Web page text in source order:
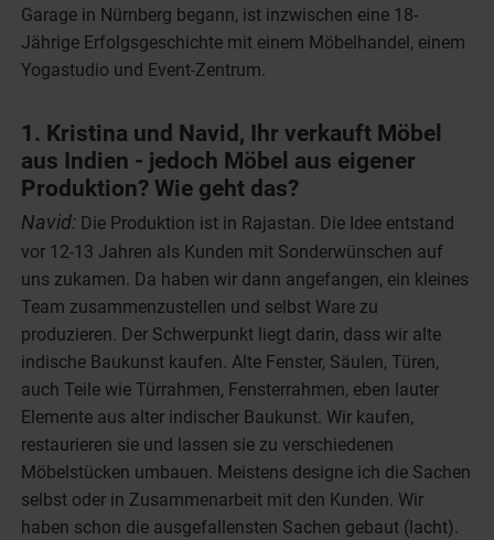
Garage in Nürnberg begann, ist inzwischen eine 18-
Jährige Erfolgsgeschichte mit einem Möbelhandel, einem
Yogastudio und Event-Zentrum.
1. Kristina und Navid, Ihr verkauft Möbel
aus Indien - jedoch Möbel aus eigener
Produktion? Wie geht das?
Navid: Die Produktion ist in Rajastan. Die Idee entstand
vor 12-13 Jahren als Kunden mit Sonderwünschen auf
uns zukamen. Da haben wir dann angefangen, ein kleines
Team zusammenzustellen und selbst Ware zu
produzieren. Der Schwerpunkt liegt darin, dass wir alte
indische Baukunst kaufen. Alte Fenster, Säulen, Türen,
auch Teile wie Türrahmen, Fensterrahmen, eben lauter
Elemente aus alter indischer Baukunst. Wir kaufen,
restaurieren sie und lassen sie zu verschiedenen
Möbelstücken umbauen. Meistens designe ich die Sachen
selbst oder in Zusammenarbeit mit den Kunden. Wir
haben schon die ausgefallensten Sachen gebaut (lacht).